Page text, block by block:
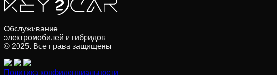
Обслуживание
электромобилей и гибридов
© 2025. Все права защищены
Политика конфиденциальности